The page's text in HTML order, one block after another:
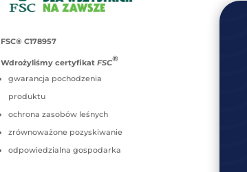
FSC® C178957
Wdrożyliśmy certyfikat FSC®
gwarancja pochodzenia
produktu
ochrona zasobów leśnych
zrównoważone pozyskiwanie
odpowiedzialna gospodarka